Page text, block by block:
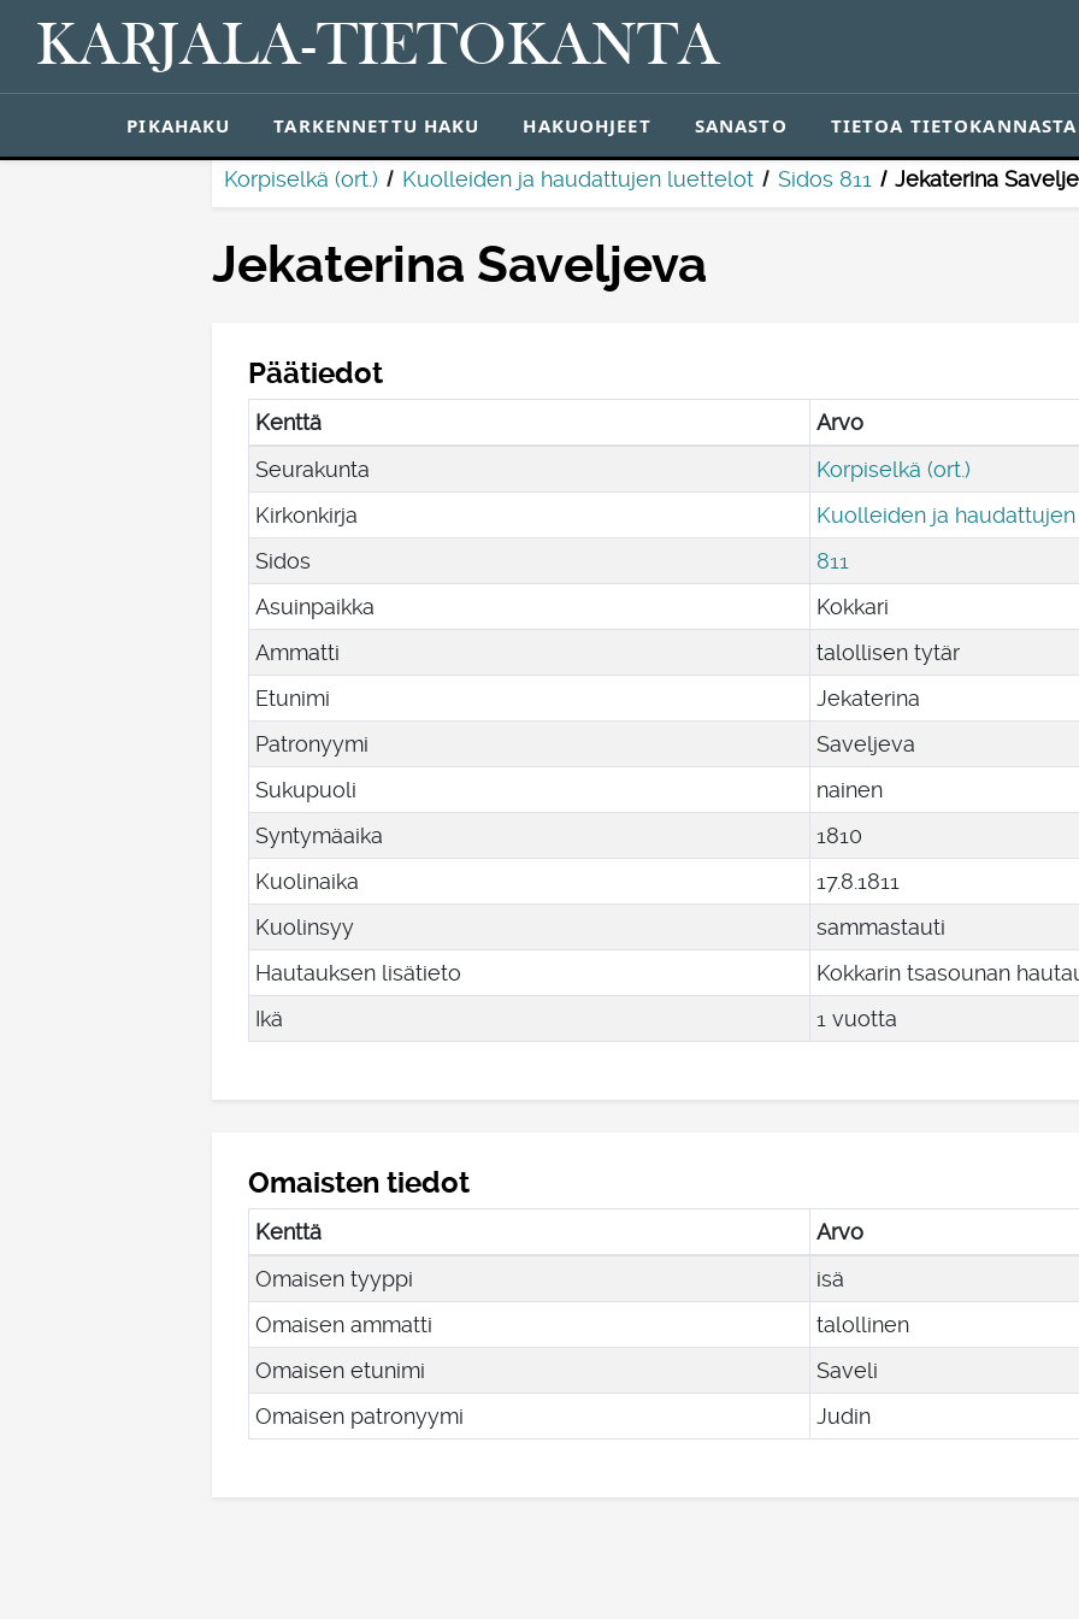
KARJALA-TIETOKANTA
PIKAHAKU TARKENNETTU HAKU HAKUOHJEET SANASTO TIETOA TIETOKANNASTA
Korpiselkä (ort.) Kuolleiden ja haudattujen luettelot Sidos 811 Jekaterina
Jekaterina Saveljeva
Päätiedot
Kenttä
Arvo
Seurakunta
Korpiselkä (ort.)
Kirkonkirja
Kuolleiden ja
Sidos
811
Asuinpaikka
Kokkari
Ammatti
talollisen tytär
Etunimi
Jekaterina
Patronyymi
Saveljeva
Sukupuoli
nainen
Syntymäaika
1810
Kuolinaika
17.8.1811
Kuolinsyy
sammastauti
Hautauksen lisätieto
Kokkarin tsasounan
Ikä
1 vuotta
Omaisten tiedot
Kenttä
Arvo
Omaisen tyyppi
isä
Omaisen ammatti
talollinen
Omaisen etunimi
Saveli
Omaisen patronyymi
Judin